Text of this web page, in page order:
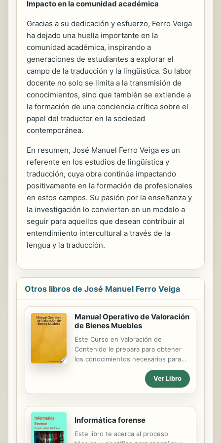
Impacto en la comunidad académica
Gracias a su dedicación y esfuerzo, Ferro Veiga
ha dejado una huella importante en la
comunidad académica, inspirando a
generaciones de estudiantes a explorar el
campo de la traducción y la lingüística. Su labor
docente no solo se limita a la transmisión de
conocimientos, sino que también se extiende a
la formación de una conciencia crítica sobre el
papel del traductor en la sociedad
contemporánea.
En resumen, José Manuel Ferro Veiga es un
referente en los estudios de lingüística y
traducción, cuya obra continúa impactando
positivamente en la formación de profesionales
en estos campos. Su pasión por la enseñanza y
la investigación lo convierten en un modelo a
seguir para aquellos que desean contribuir al
entendimiento intercultural a través de la
lengua y la traducción.
Otros libros de José Manuel Ferro Veiga
Manual Operativo de Valoración
de Bienes Muebles
Este Curso en Valoración de
Contenido le prepara para obtener
los conocimientos necesarios para
intervenir como Perito en los
juzgados y Tribunales de Justicia,
especialmente en el ámbito civil y
1/2000, de 7 de enero, de
Enjuiciamiento Civil) se refiere a esta
sean necesarios conocimientos
Ver Libro
Informática forense
Este libro te acerca al proceso